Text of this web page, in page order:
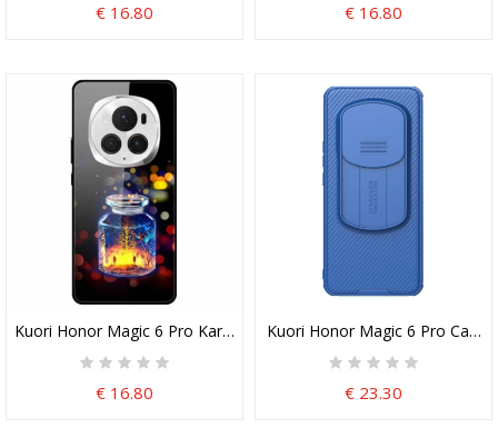
€ 16.80 € 16.80
Kuori Honor Magic 6 Pro Karkaistu Lasi -toivepullo
€ 16.80
Kuori Honor Magic 6 Pro
€ 23.30